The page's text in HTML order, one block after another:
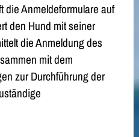
die Anmeldeformulare auf
den Hund mit seiner
die Anmeldung des
mit dem
zur Durchführung der